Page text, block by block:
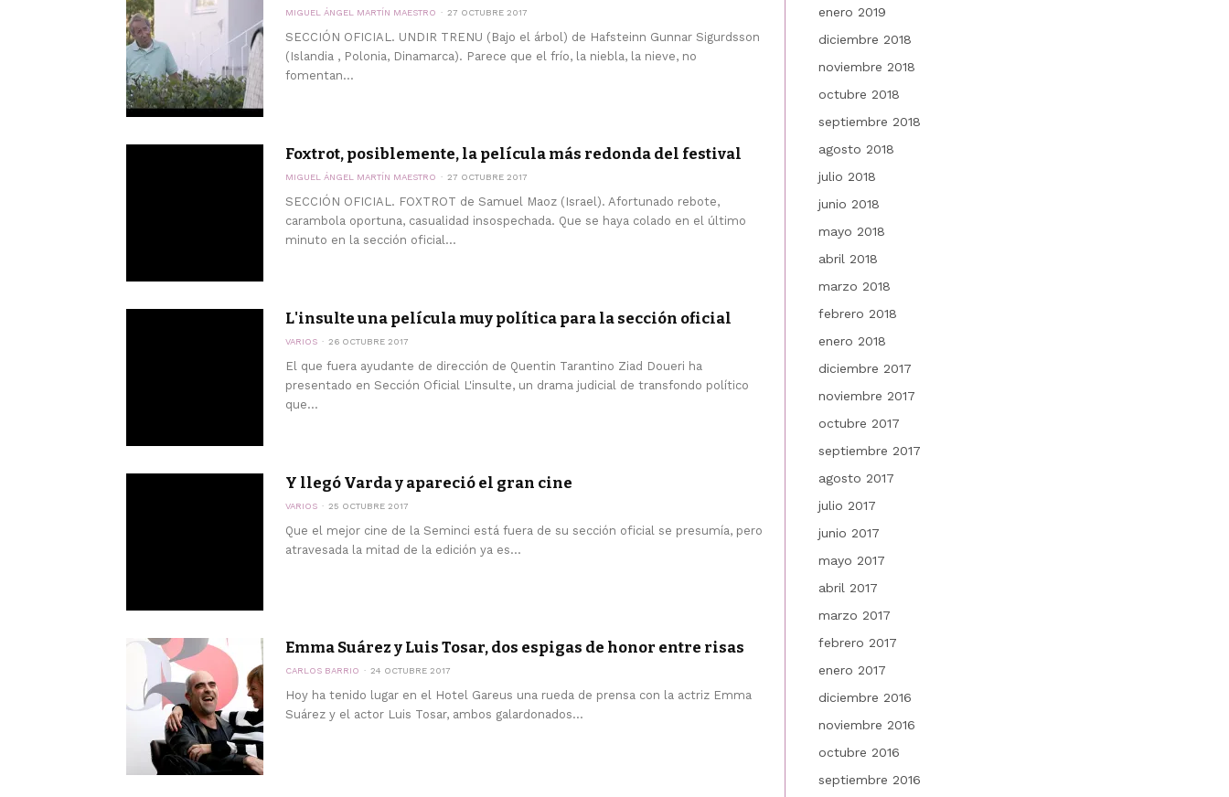
MIGUEL ÁNGEL MARTÍN MAESTRO 27 OCTUBRE 2017
SECCIÓN OFICIAL. UNDIR TRENU (Bajo el árbol) de Hafsteinn Gunnar Sigurdsson
(Islandia , Polonia, Dinamarca). Parece que el frío, la niebla, la nieve, no
fomentan...
Foxtrot, posiblemente, la película más redonda del festival
MIGUEL ÁNGEL MARTÍN MAESTRO 27 OCTUBRE 2017
SECCIÓN OFICIAL. FOXTROT de Samuel Maoz (Israel). Afortunado rebote,
carambola oportuna, casualidad insospechada. Que se haya colado en el último
minuto en la sección oficial...
L'insulte una película muy política para la sección oficial
VARIOS 26 OCTUBRE 2017
El que fuera ayudante de dirección de Quentin Tarantino Ziad Doueri ha
presentado en Sección Oficial L'insulte, un drama judicial de transfondo político
que...
Y llegó Varda y apareció el gran cine
VARIOS 25 OCTUBRE 2017
Que el mejor cine de la Seminci está fuera de su sección oficial se presumía, pero
atravesada la mitad de la edición ya es...
Emma Suárez y Luis Tosar, dos espigas de honor entre risas
CARLOS BARRIO 24 OCTUBRE 2017
Hoy ha tenido lugar en el Hotel Gareus una rueda de prensa con la actriz Emma
Suárez y el actor Luis Tosar, ambos galardonados...
enero 2019
diciembre 2018
noviembre 2018
octubre 2018
septiembre 2018
agosto 2018
julio 2018
junio 2018
mayo 2018
abril 2018
marzo 2018
febrero 2018
enero 2018
diciembre 2017
noviembre 2017
octubre 2017
septiembre 2017
agosto 2017
julio 2017
junio 2017
mayo 2017
abril 2017
marzo 2017
febrero 2017
enero 2017
diciembre 2016
noviembre 2016
octubre 2016
septiembre 2016